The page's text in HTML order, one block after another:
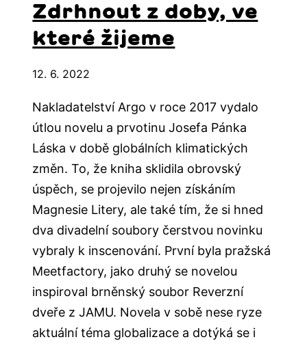
Zdrhnout z doby, ve
které žijeme
12. 6. 2022
Nakladatelství Argo v roce 2017 vydalo
útlou novelu a prvotinu Josefa Pánka
Láska v době globálních klimatických
změn. To, že kniha sklidila obrovský
úspěch, se projevilo nejen získáním
Magnesie Litery, ale také tím, že si hned
dva divadelní soubory čerstvou novinku
vybraly k inscenování. První byla pražská
Meetfactory, jako druhý se novelou
inspiroval brněnský soubor Reverzní
dveře z JAMU. Novela v sobě nese ryze
aktuální téma globalizace a dotýká se i